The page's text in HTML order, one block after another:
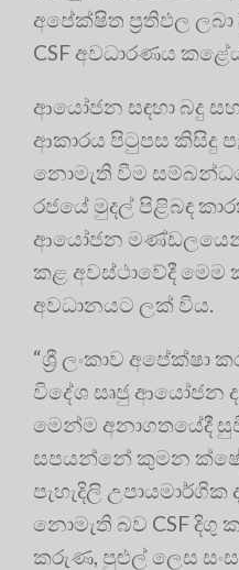
අපේක්ෂිත ප්‍රතිඵල
CSF අවධාරණය
ආයෝජන සඳහා බදු
ආකාරය පිටුපස කිසිදු
නොමැති වීම
රජයේ මුදල් පිළිබඳ
ආයෝජන මණ්ඩලයෙන්
කළ අවස්ථාවේදී
අවධානයට ලක් විය.
“ශ්‍රී ලංකාව
විදේශ සෘජු ආයෝජන
මෙන්ම අනාගතයේදී
සපයන්නේ කුමන
පැහැදිලි උපායමාර්ගික
නොමැති බව CSF
කරුණ, පුළුල් ලෙස